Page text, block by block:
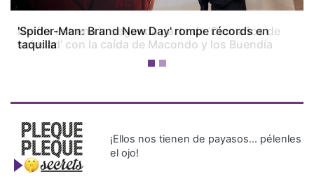
'Spider-Man: Brand New Day' rompe récords en
taquilla
¡Ellos nos tienen de payasos… pélenles
el ojo!